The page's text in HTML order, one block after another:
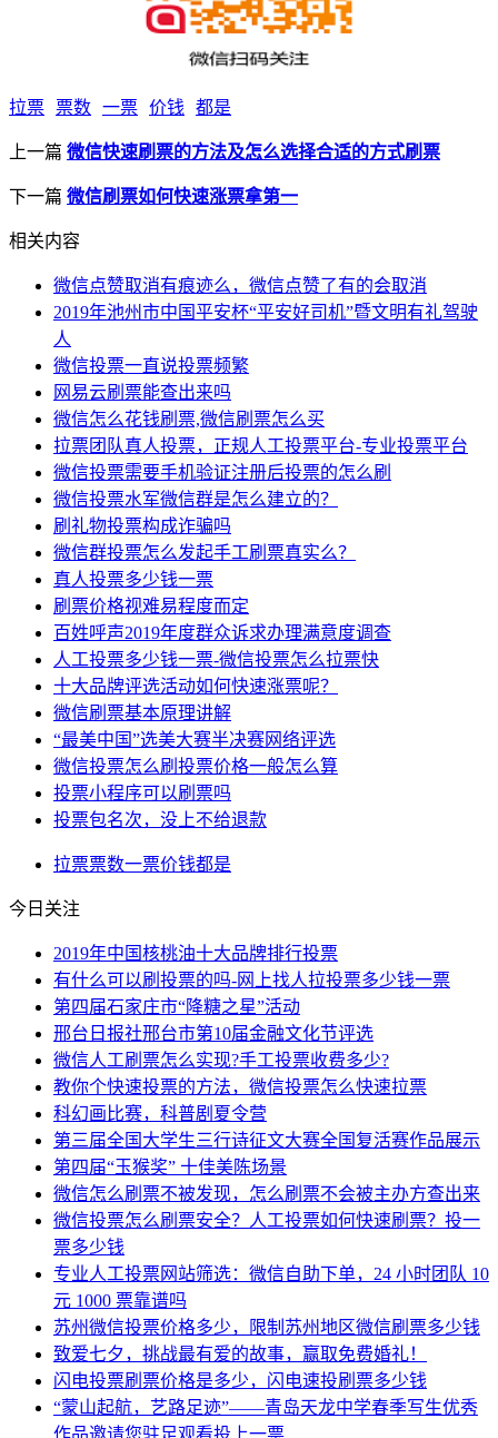
拉票 票数 一票 价钱 都是
上一篇 微信快速刷票的方法及怎么选择合适的方式刷票
下一篇 微信刷票如何快速涨票拿第一
相关内容
微信点赞取消有痕迹么，微信点赞了有的会取消
2019年池州市中国平安杯“平安好司机”暨文明有礼驾驶
人
微信投票一直说投票频繁
网易云刷票能查出来吗
微信怎么花钱刷票,微信刷票怎么买
拉票团队真人投票，正规人工投票平台-专业投票平台
微信投票需要手机验证注册后投票的怎么刷
微信投票水军微信群是怎么建立的？
刷礼物投票构成诈骗吗
微信群投票怎么发起手工刷票真实么？
真人投票多少钱一票
刷票价格视难易程度而定
百姓呼声2019年度群众诉求办理满意度调查
人工投票多少钱一票-微信投票怎么拉票快
十大品牌评选活动如何快速涨票呢？
微信刷票基本原理讲解
“最美中国”选美大赛半决赛网络评选
微信投票怎么刷投票价格一般怎么算
投票小程序可以刷票吗
投票包名次，没上不给退款
拉票票数一票价钱都是
今日关注
2019年中国核桃油十大品牌排行投票
有什么可以刷投票的吗-网上找人拉投票多少钱一票
第四届石家庄市“降糖之星”活动
邢台日报社邢台市第10届金融文化节评选
微信人工刷票怎么实现?手工投票收费多少?
教你个快速投票的方法，微信投票怎么快速拉票
科幻画比赛，科普剧夏令营
第三届全国大学生三行诗征文大赛全国复活赛作品展示
第四届“玉猴奖” 十佳美陈场景
微信怎么刷票不被发现，怎么刷票不会被主办方查出来
微信投票怎么刷票安全？人工投票如何快速刷票？投一
票多少钱
专业人工投票网站筛选：微信自助下单，24 小时团队 10
元 1000 票靠谱吗
苏州微信投票价格多少，限制苏州地区微信刷票多少钱
致爱七夕，挑战最有爱的故事，赢取免费婚礼！
闪电投票刷票价格是多少，闪电速投刷票多少钱
“蒙山起航，艺路足迹”——青岛天龙中学春季写生优秀
作品邀请您驻足观看投上一票